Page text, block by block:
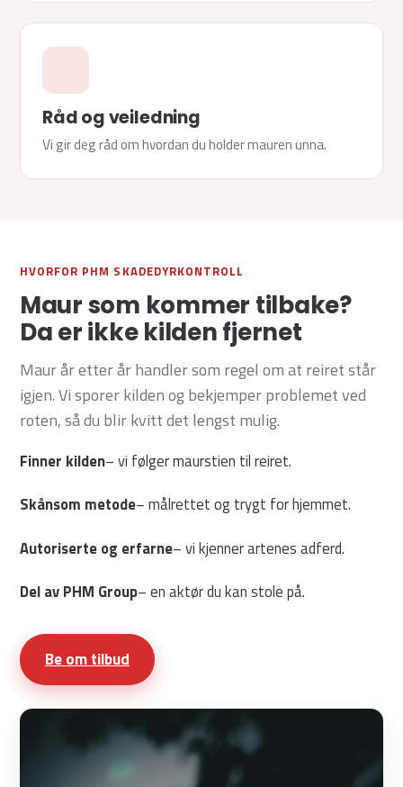
Råd og veiledning
Vi gir deg råd om hvordan du holder mauren unna.
HVORFOR PHM SKADEDYRKONTROLL
Maur som kommer tilbake?
Da er ikke kilden fjernet
Maur år etter år handler som regel om at reiret står
igjen. Vi sporer kilden og bekjemper problemet ved
roten, så du blir kvitt det lengst mulig.
Finner kilden– vi følger maurstien til reiret.
Skånsom metode– målrettet og trygt for hjemmet.
Autoriserte og erfarne– vi kjenner artenes adferd.
Del av PHM Group– en aktør du kan stole på.
Be om tilbud